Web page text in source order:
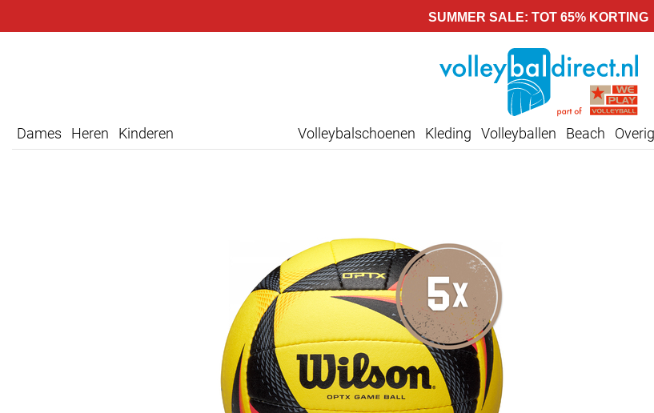
SUMMER SALE: TOT 65% KORTING
Dames Heren Kinderen Volleybalschoenen Kleding Volleyballen Beach Overig